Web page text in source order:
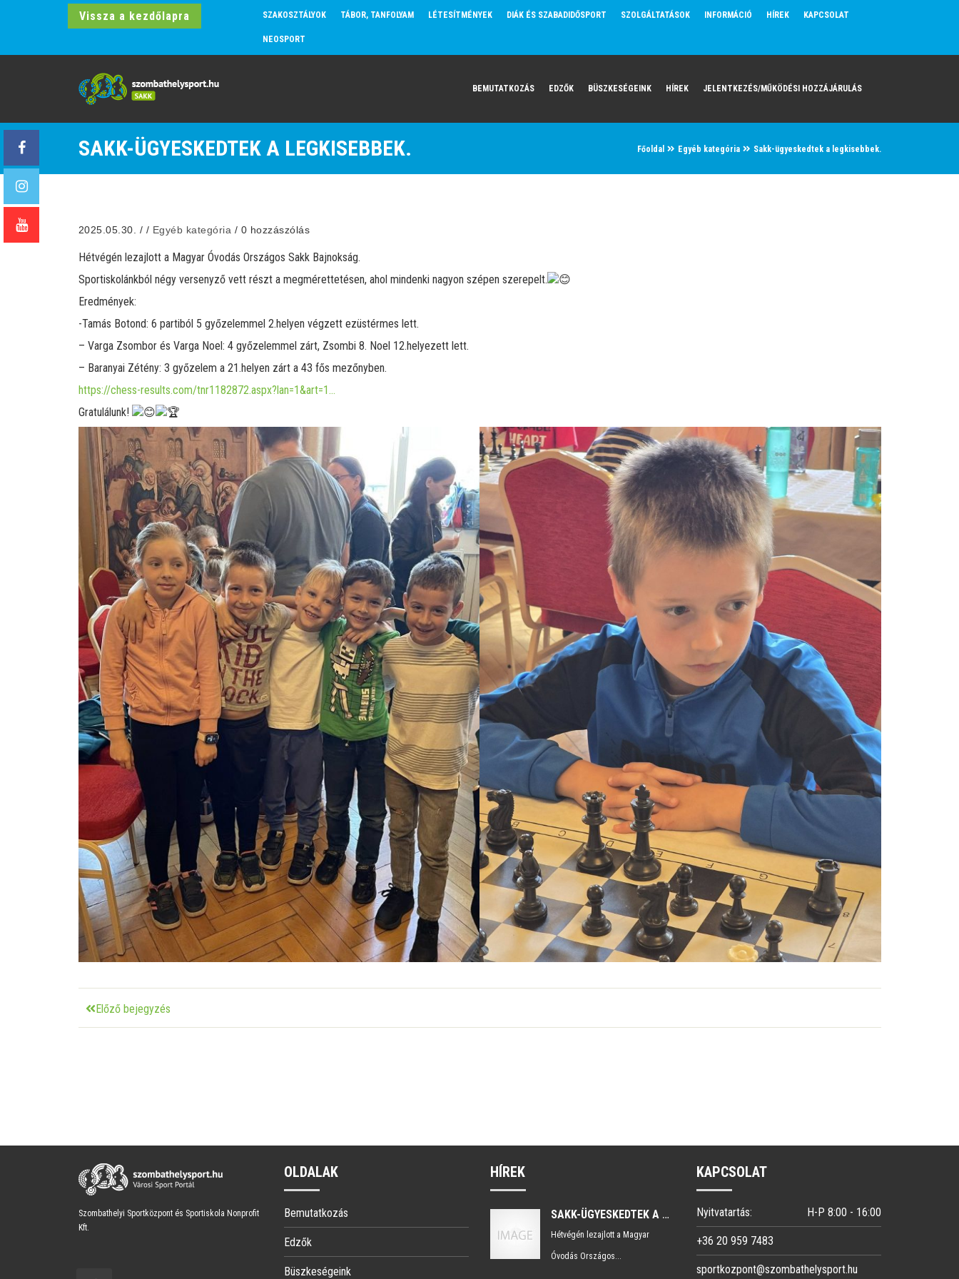
Vissza a kezdőlapra SZAKOSZTÁLYOK TÁBOR, TANFOLYAM LÉTESÍTMÉNYEK DIÁK ÉS SZABADIDŐSPORT SZOLGÁLTATÁSOK INFORMÁCIÓ HÍREK KAPCSOLAT
NEOSPORT
BEMUTATKOZÁS EDZŐK BÜSZKESÉGEINK HÍREK JELENTKEZÉS/MŰKÖDÉSI HOZZÁJÁRULÁS
SAKK-ÜGYESKEDTEK A LEGKISEBBEK. Főoldal Egyéb kategória Sakk-ügyeskedtek a legkisebbek.
2025.05.30. / / Egyéb kategória / 0 hozzászólás
Hétvégén lezajlott a Magyar Óvodás Országos Sakk Bajnokság.
Sportiskolánkból négy versenyző vett részt a megmérettetésen, ahol mindenki nagyon szépen szerepelt.
Eredmények:
-Tamás Botond: 6 partiból 5 győzelemmel 2.helyen végzett ezüstérmes lett.
– Varga Zsombor és Varga Noel: 4 győzelemmel zárt, Zsombi 8. Noel 12.helyezett lett.
– Baranyai Zétény: 3 győzelem a 21.helyen zárt a 43 fős mezőnyben.
https://chess-results.com/tnr1182872.aspx?lan=1&art=1…
Gratulálunk!
Előző bejegyzés
Szombathelyi Sportközpont és Sportiskola Nonprofit
Kft.
OLDALAK
Bemutatkozás
Edzők
Büszkeségeink
HÍREK
SAKK-ÜGYESKEDTEK A LEGKISEBBEK.
Hétvégén lezajlott a Magyar
Óvodás Országos...
KAPCSOLAT
Nyitvatartás: H-P 8:00 - 16:00
+36 20 959 7483
sportkozpont@szombathelysport.hu